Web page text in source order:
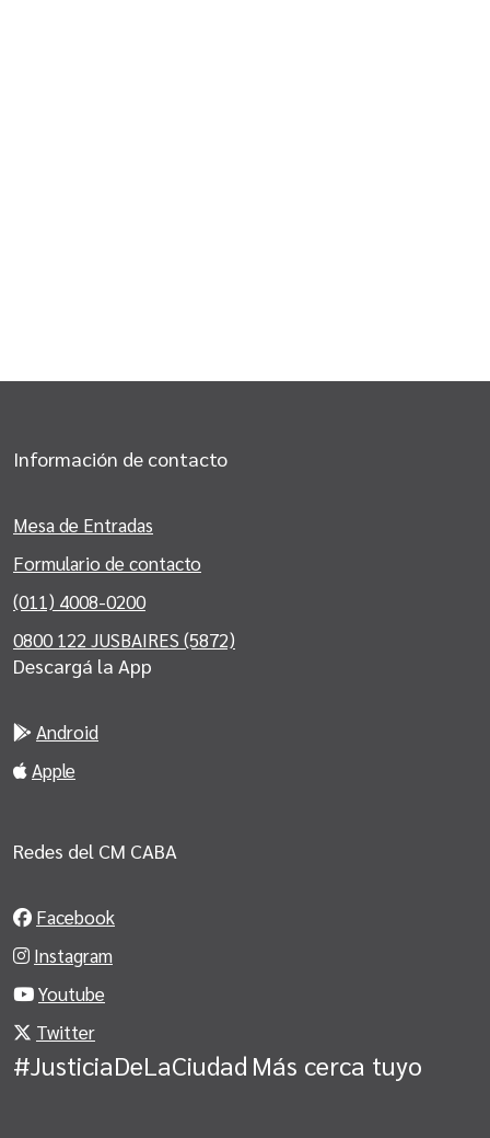
Información de contacto
Mesa de Entradas
Formulario de contacto
(011) 4008-0200
0800 122 JUSBAIRES (5872)
Descargá la App
Android
Apple
Redes del CM CABA
Facebook
Instagram
Youtube
Twitter
#JusticiaDeLaCiudad Más cerca tuyo